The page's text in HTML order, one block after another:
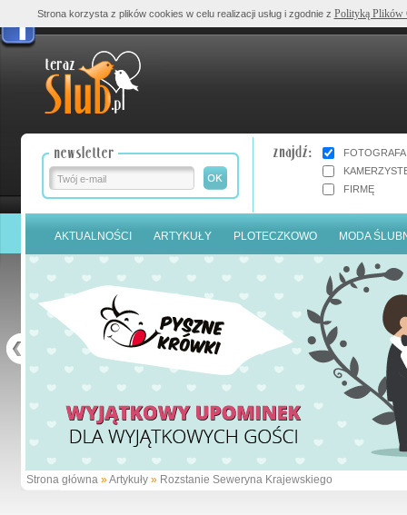
FOTOGRAFA
FIRMĘ
AKTUALNOŚCI ARTYKUŁY PLOTECZKOWO MODA
Strona główna »Artykuły » Rozstanie Seweryna Krajewskiego
Strona korzysta z plików cookies w celu realizacji usług i zgodnie z Polityką Plików